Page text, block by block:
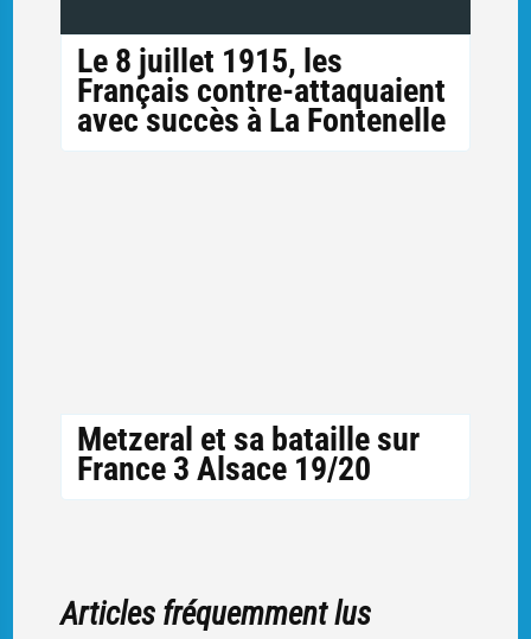
Le 8 juillet 1915, les
Français contre-attaquaient
avec succès à La Fontenelle
Metzeral et sa bataille sur
France 3 Alsace 19/20
Articles fréquemment lus